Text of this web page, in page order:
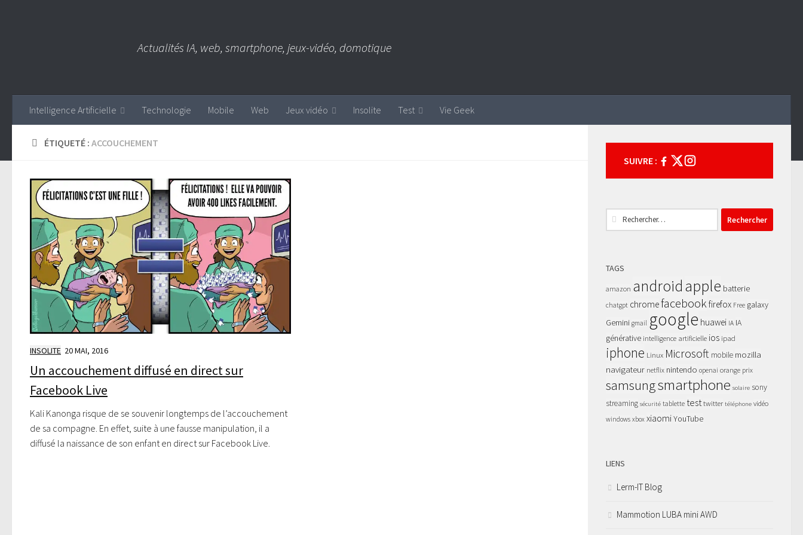
Actualités IA, web, smartphone, jeux-vidéo, domotique
Intelligence Artificielle Technologie Mobile Web Jeux vidéo Insolite Test Vie Geek
ÉTIQUETÉ : ACCOUCHEMENT
INSOLITE 20 MAI, 2016
Un accouchement diffusé en direct sur
Facebook Live
Kali Kanonga risque de se souvenir longtemps de l’accouchement
de sa compagne. En effet, suite à une fausse manipulation, il a
diffusé la naissance de son enfant en direct sur Facebook Live.
SUIVRE :
Rechercher :
TAGS
amazon androidapple batterie
chatgpt chromefacebookfirefox Free galaxy
Gemini gmail google huawei IA IA
générative intelligence artificielle ios ipad
iphone Linux Microsoft mobile mozilla
navigateur netflix nintendo openai orange prix
samsungsmartphone solaire sony
streaming sécurité tablette testtwitter téléphone vidéo
windows xbox xiaomiYouTube
LIENS
Lerm-IT Blog
Mammotion LUBA mini AWD